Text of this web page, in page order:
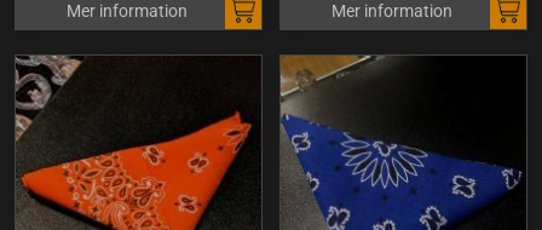
Mer information Mer information